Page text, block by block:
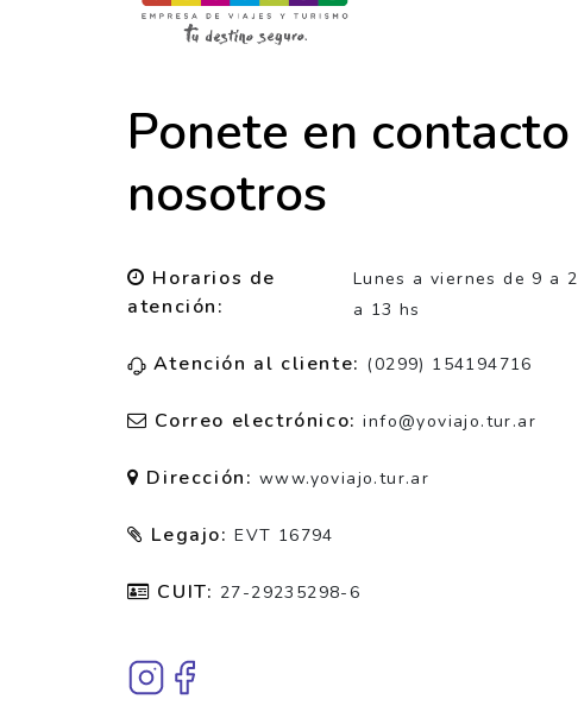
Ponete en
nosotros
Horarios de
atención:
Lunes a viernes de 9 a
a 13 hs
Atención al cliente: (0299) 154194716
Correo electrónico:info@yoviajo.tur.ar
Dirección:www.yoviajo.tur.ar
Legajo:EVT 16794
CUIT: 27-29235298-6